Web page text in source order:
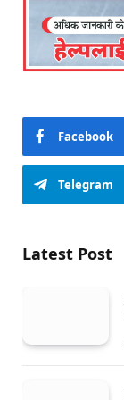
Facebook
Telegram
Latest Post